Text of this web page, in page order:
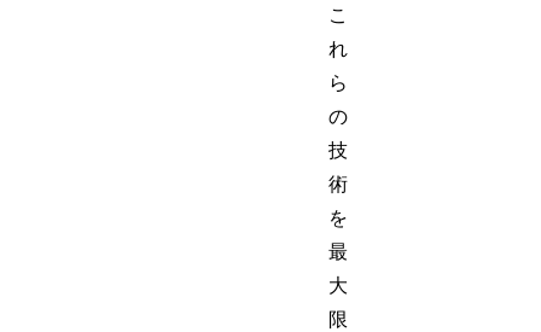
こ
れ
ら
の
技
術
を
最
大
限